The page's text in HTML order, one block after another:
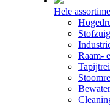
Hele
Raam-